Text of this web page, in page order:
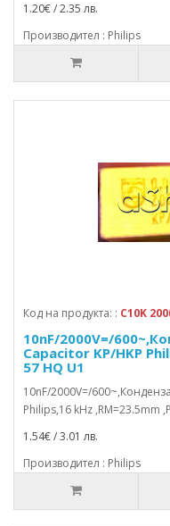
1.20€ / 2.35 лв.
Производител : Philips
Код на продукта: : C10K
10nF/2000V=/
Capacitor KP/HKP
57 HQ U1
10nF/2000V=/
Philips,16 kHz ,RM=23.5mm
1.54€ / 3.01 лв.
Производител : Philips